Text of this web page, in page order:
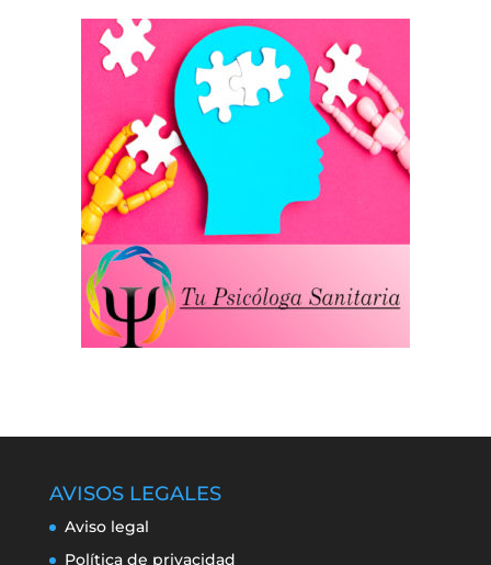
AVISOS LEGALES
Aviso legal
Política de privacidad